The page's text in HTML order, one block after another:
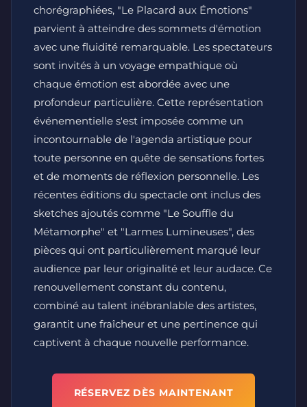
chorégraphiées, "Le Placard aux Émotions"
parvient à atteindre des sommets d'émotion
avec une fluidité remarquable. Les spectateurs
sont invités à un voyage empathique où
chaque émotion est abordée avec une
profondeur particulière. Cette représentation
événementielle s'est imposée comme un
incontournable de l'agenda artistique pour
toute personne en quête de sensations fortes
et de moments de réflexion personnelle. Les
récentes éditions du spectacle ont inclus des
sketches ajoutés comme "Le Souffle du
Métamorphe" et "Larmes Lumineuses", des
pièces qui ont particulièrement marqué leur
audience par leur originalité et leur audace. Ce
renouvellement constant du contenu,
combiné au talent inébranlable des artistes,
garantit une fraîcheur et une pertinence qui
captivent à chaque nouvelle performance.
RÉSERVEZ DÈS MAINTENANT